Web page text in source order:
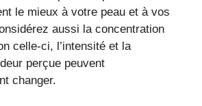
le mieux à votre peau et à vos
aussi la concentration
celle-ci, l’intensité et la
perçue peuvent
changer.